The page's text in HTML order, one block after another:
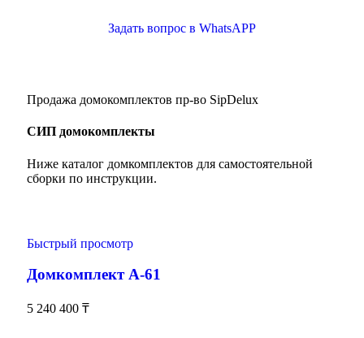
Задать вопрос в WhatsAPP
Продажа домокомплектов пр-во SipDelux
СИП домокомплекты
Ниже каталог домкомплектов для самостоятельной
сборки по инструкции.
Быстрый просмотр
Домкомплект А-61
5 240 400 ₸